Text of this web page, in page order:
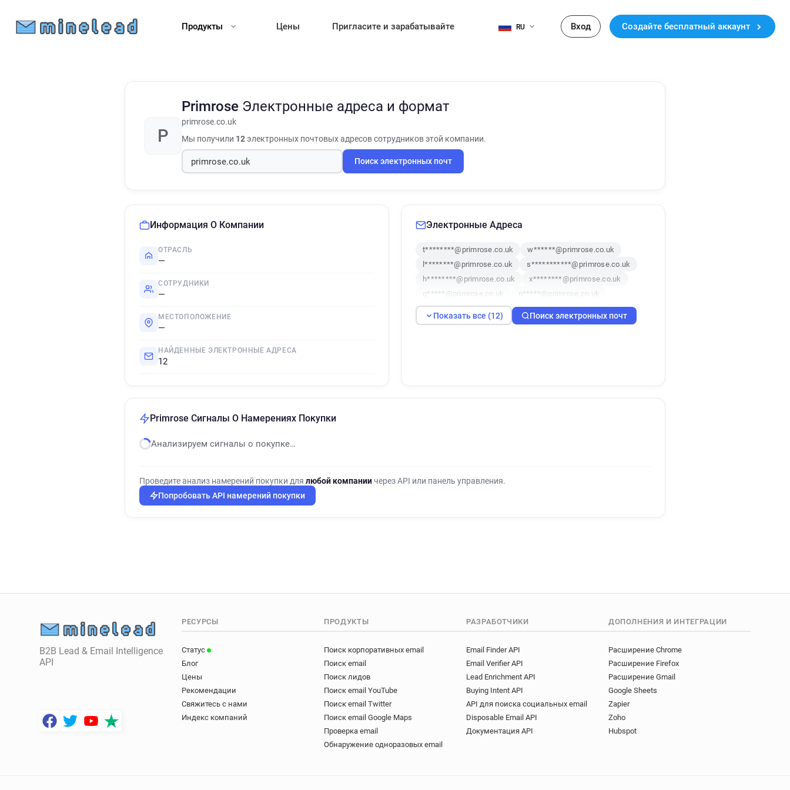
Продукты Цены Пригласите и зарабатывайте RU Вход Создайте бесплатный аккаунт
P
Primrose Электронные адреса и формат
primrose.co.uk
Мы получили 12электронных почтовых адресов сотрудников этой компании.
Поиск электронных почт
Информация О Компании
ОТРАСЛЬ
—
СОТРУДНИКИ
—
МЕСТОПОЛОЖЕНИЕ
—
НАЙДЕННЫЕ ЭЛЕКТРОННЫЕ АДРЕСА
12
Электронные Адреса
t********@primrose.co.uk
w******@primrose.co.uk
l********@primrose.co.uk
s***********@primrose.co.uk
h********@primrose.co.uk
x********@primrose.co.uk
g*****@primrose.co.uk
n*****@primrose.co.uk
h**********@primrose.co.uk
r********@primrose.co.uk
m******@primrose.co.uk
f************@primrose.co.uk
Показать все (12) Поиск электронных почт
Primrose Сигналы О Намерениях Покупки
Анализируем сигналы о покупке…
Проведите анализ намерений покупки для любой компаниичерез API или панель управления.
Попробовать API намерений покупки
B2B Lead & Email Intelligence
API
РЕСУРСЫ
Статус
Блог
Цены
Рекомендации
Свяжитесь с нами
Индекс компаний
ПРОДУКТЫ
Поиск корпоративных email
Поиск email
Поиск лидов
Поиск email YouTube
Поиск email Twitter
Поиск email Google Maps
Проверка email
Обнаружение одноразовых email
РАЗРАБОТЧИКИ
Email Finder API
Email Verifier API
Lead Enrichment API
Buying Intent API
API для поиска социальных email
Disposable Email API
Документация API
ДОПОЛНЕНИЯ И ИНТЕГРАЦИИ
Расширение Chrome
Расширение Firefox
Расширение Gmail
Google Sheets
Zapier
Zoho
Hubspot